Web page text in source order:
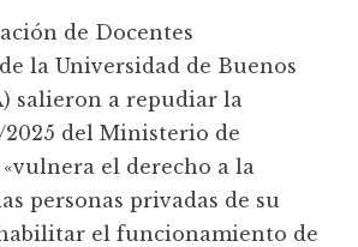
de Docentes
la Universidad de Buenos
salieron a repudiar la
del Ministerio de
el derecho a la
personas privadas de su
el funcionamiento de